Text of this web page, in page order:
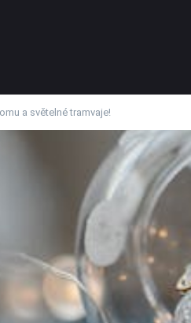
a světelné tramvaje!